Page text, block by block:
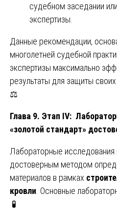
судебном заседании
экспертизы.
Данные рекомендации,
многолетней судебной
экспертизы максимально
результаты для защиты
⚖️
Глава 9. Этап IV:
«золотой стандарт»
Лабораторные исследования
достоверным методом
материалов в рамках
кровли . Основные
🧪